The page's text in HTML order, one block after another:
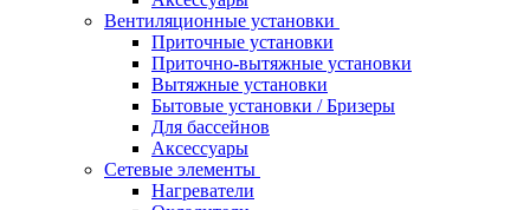
Вентиляционные установки
Приточные установки
Приточно-вытяжные установки
Вытяжные установки
Бытовые установки / Бризеры
Для бассейнов
Аксессуары
Сетевые элементы
Нагреватели